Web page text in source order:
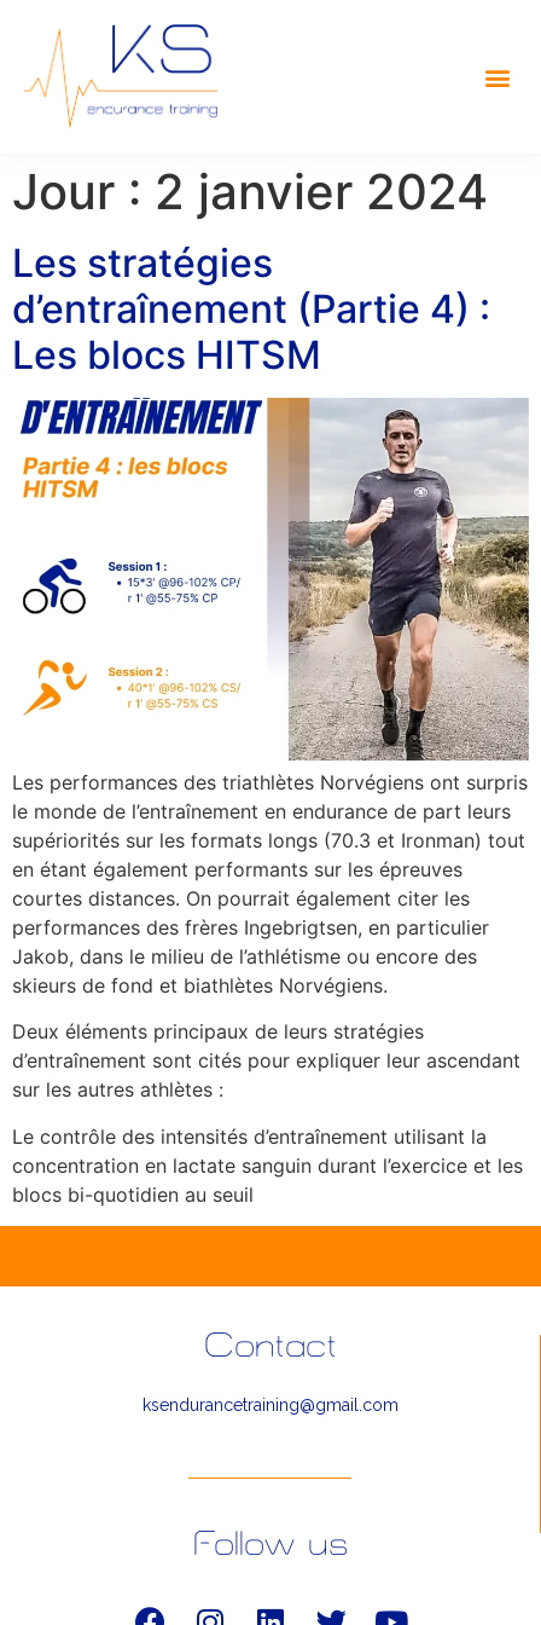
Jour : 2 janvier 2024
Les stratégies
d’entraînement (Partie 4) :
Les blocs HITSM
Les performances des triathlètes Norvégiens ont surpris
le monde de l’entraînement en endurance de part leurs
supériorités sur les formats longs (70.3 et Ironman) tout
en étant également performants sur les épreuves
courtes distances. On pourrait également citer les
performances des frères Ingebrigtsen, en particulier
Jakob, dans le milieu de l’athlétisme ou encore des
skieurs de fond et biathlètes Norvégiens.
Deux éléments principaux de leurs stratégies
d’entraînement sont cités pour expliquer leur ascendant
sur les autres athlètes :
Le contrôle des intensités d’entraînement utilisant la
concentration en lactate sanguin durant l’exercice et les
blocs bi-quotidien au seuil
Contact
ksendurancetraining@gmail.com
Follow us